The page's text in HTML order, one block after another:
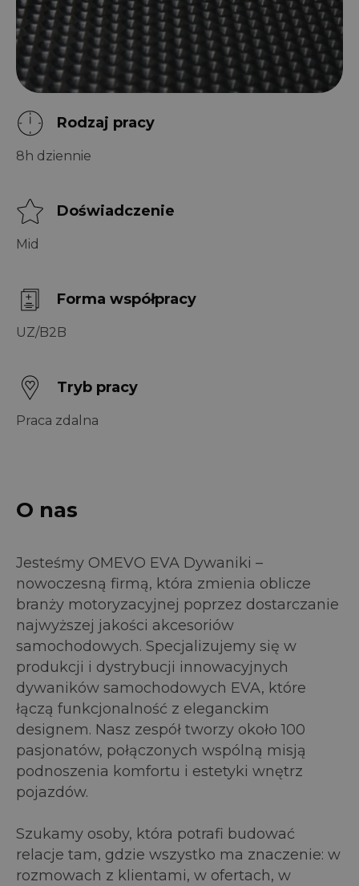
Rodzaj pracy
8h dziennie
Doświadczenie
Mid
Forma współpracy
UZ/B2B
Tryb pracy
Praca zdalna
O nas
Jesteśmy OMEVO EVA Dywaniki –
nowoczesną firmą, która zmienia oblicze
branży motoryzacyjnej poprzez dostarczanie
najwyższej jakości akcesoriów
samochodowych. Specjalizujemy się w
produkcji i dystrybucji innowacyjnych
dywaników samochodowych EVA, które
łączą funkcjonalność z eleganckim
designem. Nasz zespół tworzy około 100
pasjonatów, połączonych wspólną misją
podnoszenia komfortu i estetyki wnętrz
pojazdów.
Szukamy osoby, która potrafi budować
relacje tam, gdzie wszystko ma znaczenie: w
rozmowach z klientami, w ofertach, w